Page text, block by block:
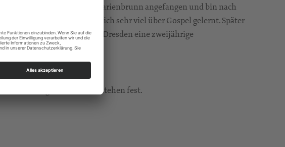
in Leipzig-Marienbrunn angefangen und bin nach
geleitet. Dadurch habe ich sehr viel über Gospel gelernt. Später
Kirchenmusikhochschule Dresden eine zweijährige
Folgende Termine stehen fest.